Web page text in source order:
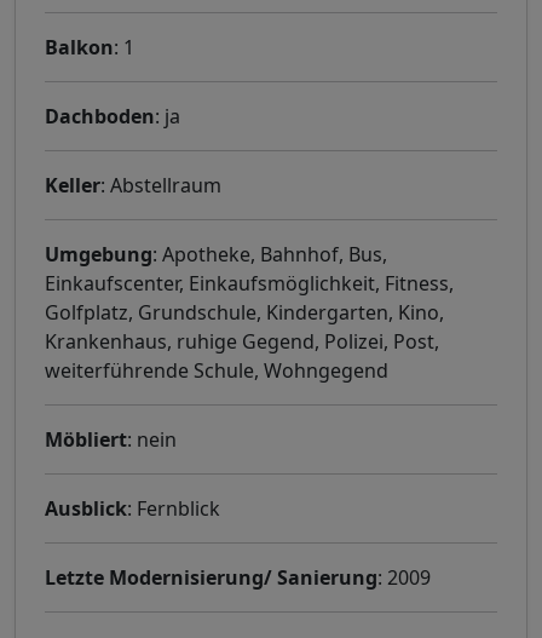
Balkon: 1
Dachboden: ja
Keller: Abstellraum
Umgebung: Apotheke, Bahnhof, Bus,
Einkaufscenter, Einkaufsmöglichkeit, Fitness,
Golfplatz, Grundschule, Kindergarten, Kino,
Krankenhaus, ruhige Gegend, Polizei, Post,
weiterführende Schule, Wohngegend
Möbliert: nein
Ausblick: Fernblick
Letzte Modernisierung/ Sanierung: 2009